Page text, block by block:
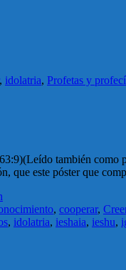
, idolatria, Profetas y
también
que este póster que
, cooperar,
, idolatria, ieshaia, ieshu,